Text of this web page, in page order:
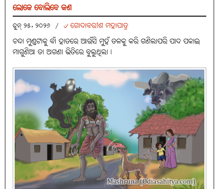
ଲୋକେ ବୋଲିବେ କଣ
ଜୁନ୍ ୨୫, ୨୦୨୬ / ୰ ଗୋଦାବରୀଶ ମହାପାତ୍ର
ଚନ୍ଦା ମୁଣ୍ଡଟାକୁ ବାଁ ହାତରେ ଆଉଁସି ମୁହଁ ତଳକୁ କରି ଗଣିଲାପରି ପାଦ ପକାଇ
ମାଗୁଣିଆ ତା ଅଗଣା ଭିତିରେ ବୁଲୁଥିଲା।